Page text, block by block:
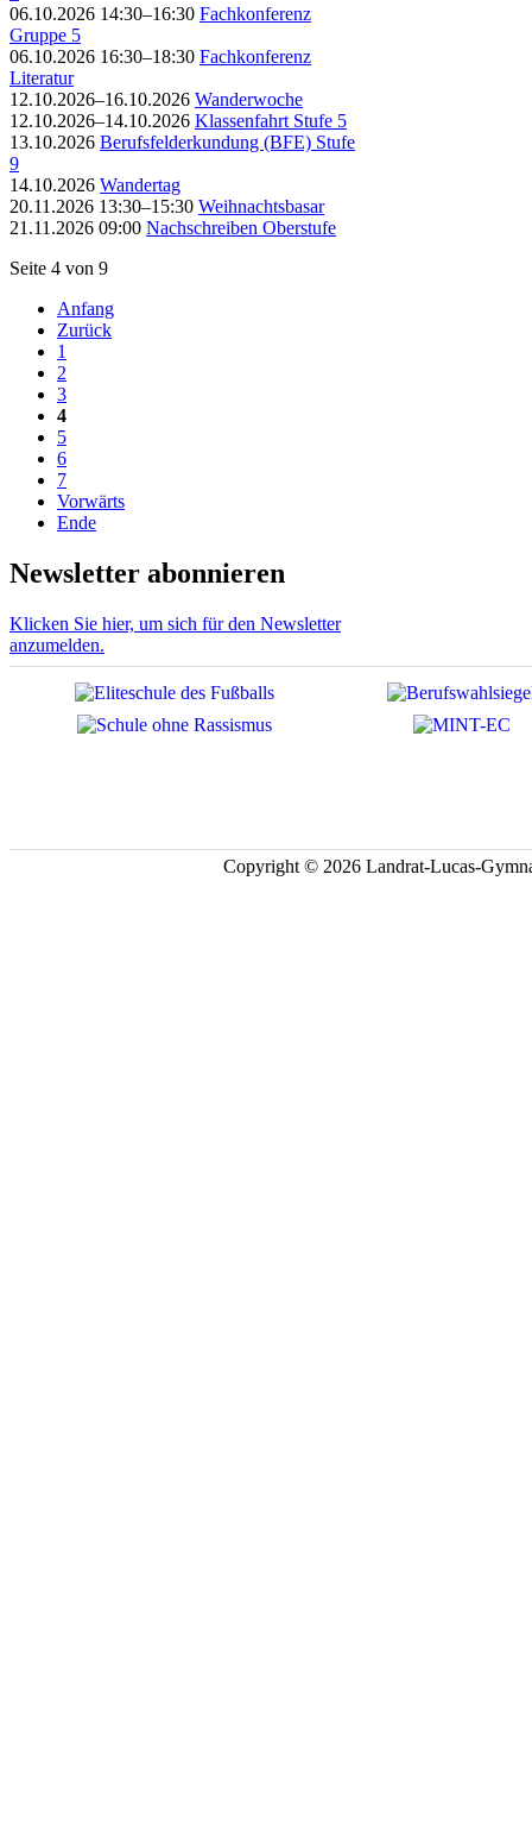
06.10.2026 14:30–16:30 Fachkonferenz
Gruppe 5
06.10.2026 16:30–18:30 Fachkonferenz
Literatur
12.10.2026–16.10.2026 Wanderwoche
12.10.2026–14.10.2026 Klassenfahrt Stufe 5
13.10.2026 Berufsfelderkundung (BFE) Stufe
9
14.10.2026 Wandertag
20.11.2026 13:30–15:30 Weihnachtsbasar
21.11.2026 09:00 Nachschreiben Oberstufe
Seite 4 von 9
Anfang
Zurück
1
2
3
4
5
6
7
Vorwärts
Ende
Newsletter abonnieren
Klicken Sie hier, um sich für den Newsletter
anzumelden.
Copyright © 2026 Landrat-Lucas-